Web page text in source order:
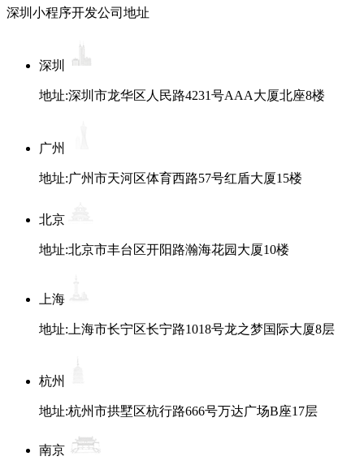
深圳小程序开发公司地址
深圳
地址:深圳市龙华区人民路4231号AAA大厦北座8楼
广州
地址:广州市天河区体育西路57号红盾大厦15楼
北京
地址:北京市丰台区开阳路瀚海花园大厦10楼
上海
地址:上海市长宁区长宁路1018号龙之梦国际大厦8层
杭州
地址:杭州市拱墅区杭行路666号万达广场B座17层
南京